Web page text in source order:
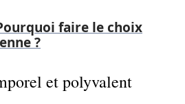
faire le choix
?
et polyvalent